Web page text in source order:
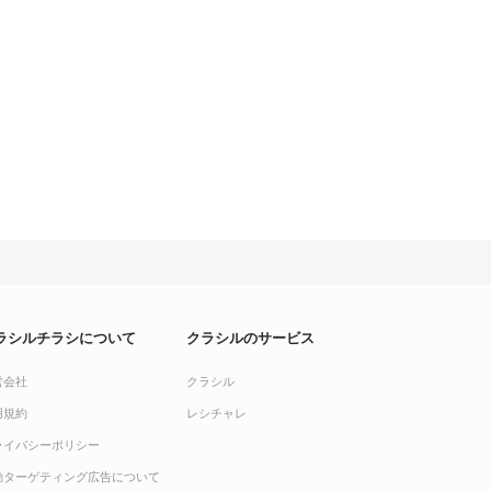
シルチラシについて
会社
規約
イバシーポリシー
ターゲティング広告について
クラシルのサービス
クラシル
レシチャレ